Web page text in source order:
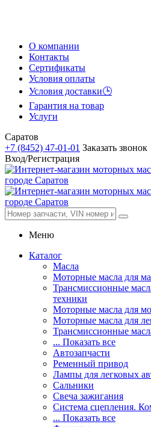
О компании
Контакты
Сертификаты
Условия оплаты
Условия доставки🕒
Гарантия на товар
Услуги
Саратов
+7 (8452) 47-01-01 Заказать звонок
Вход/Регистрация
Меню
Каталог
Масла
Моторные масла для
Трансмиссионные
техники
Моторные масла для
Моторные масла для
Трансмиссионные
... Показать все
Автозапчасти
Ременный привод
Лампы для легковых
Сальники
Свеча зажигания
Система сцепления.
... Показать все